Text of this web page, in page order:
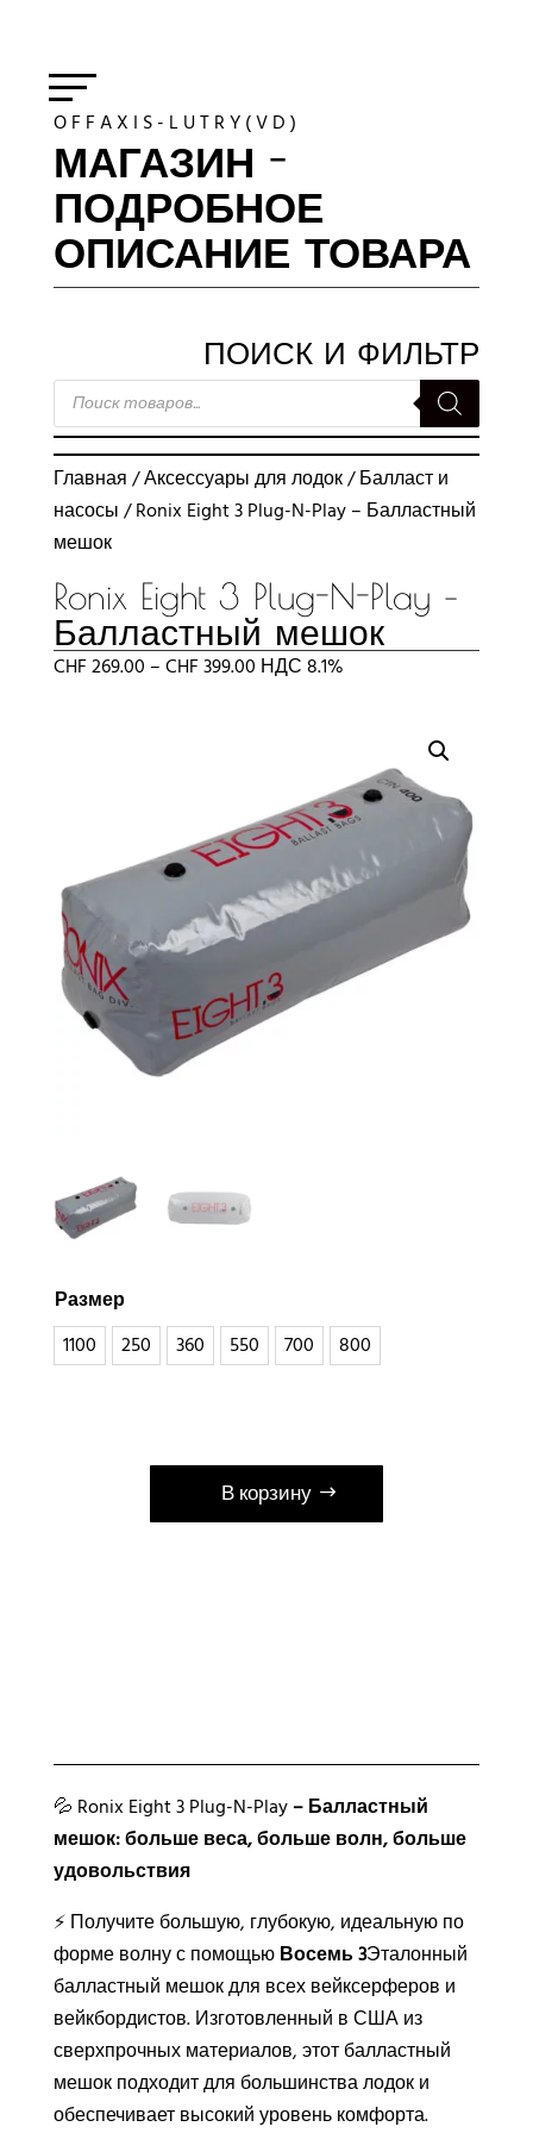
O F F A X I S - L U T R Y ( V D )
МАГАЗИН -
ПОДРОБНОЕ
ОПИСАНИЕ ТОВАРА
ПОИСК И ФИЛЬТР
ПОИСК
ТОВАРОВ
Главная /Аксессуары для лодок/Балласт и
насосы / Ronix Eight 3 Plug-N-Play – Балластный
мешок
Ronix Eight 3 Plug-N-Play –
Балластный мешок
CHF269.00 – CHF399.00Диапазон
CHF 399.00
НДС 8.1%
Размер
1100
250 360 550 700 800
В корзину
а
т
и
:
💦 Ronix Eight 3 Plug-N-Play– Балластный
мешок: больше веса, больше волн, больше
удовольствия
⚡ Получите большую, глубокую, идеальную по
форме волну с помощьюВосемь 3Эталонный
балластный мешок для всех вейксерферов и
вейкбордистов. Изготовленный в США из
сверхпрочных материалов, этот балластный
мешок подходит для большинства лодок и
обеспечивает высокий уровень комфорта.